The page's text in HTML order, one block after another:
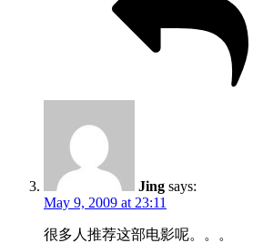
Jing says:
May 9, 2009 at 23:11
很多人推荐这部电影呢。。。